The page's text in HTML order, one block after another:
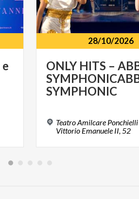
e
28/10/2026
ONLY HITS –
SYMPHONIC
Teatro Amilcare
Vittorio Emanuele II, 52